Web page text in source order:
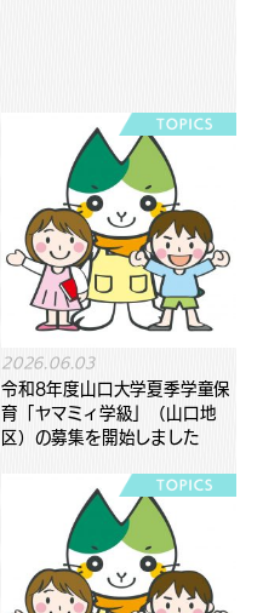
2026.06.03
令和8年度山口大学夏季学童保
育「ヤマミィ学級」（山口地
区）の募集を開始しました